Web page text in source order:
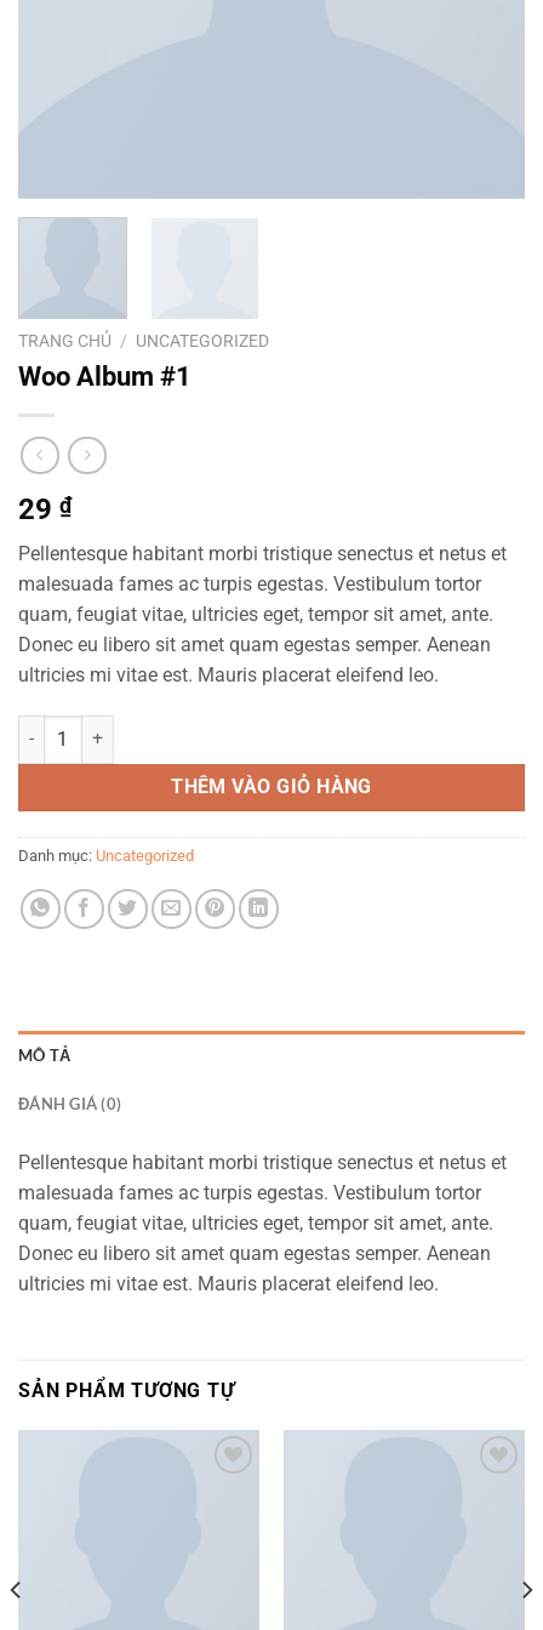
TRANG CHỦ / UNCATEGORIZED
Woo Album #1
29 ₫
Pellentesque habitant morbi tristique senectus et netus et
malesuada fames ac turpis egestas. Vestibulum tortor
quam, feugiat vitae, ultricies eget, tempor sit amet, ante.
Donec eu libero sit amet quam egestas semper. Aenean
ultricies mi vitae est. Mauris placerat eleifend leo.
Woo Album #1 số lượng
THÊM VÀO GIỎ HÀNG
Danh mục: Uncategorized
MÔ TẢ
ĐÁNH GIÁ (0)
Pellentesque habitant morbi tristique senectus et netus et
malesuada fames ac turpis egestas. Vestibulum tortor
quam, feugiat vitae, ultricies eget, tempor sit amet, ante.
Donec eu libero sit amet quam egestas semper. Aenean
ultricies mi vitae est. Mauris placerat eleifend leo.
SẢN PHẨM TƯƠNG TỰ